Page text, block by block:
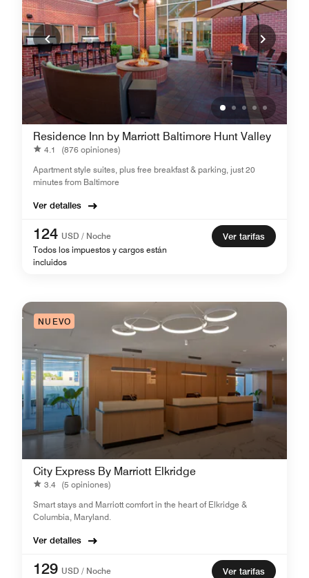
Residence Inn by Marriott Baltimore Hunt Valley
4.1
(876 opiniones)
Apartment style suites, plus free breakfast & parking, just 20
minutes from Baltimore
Ver detalles
124 USD / Noche
Todos los impuestos y cargos están
incluidos
Ver tarifas
NUEVO
City Express By Marriott Elkridge
3.4 (5 opiniones)
Smart stays and Marriott comfort in the heart of Elkridge &
Columbia, Maryland.
Ver detalles
129 USD / Noche
Ver tarifas